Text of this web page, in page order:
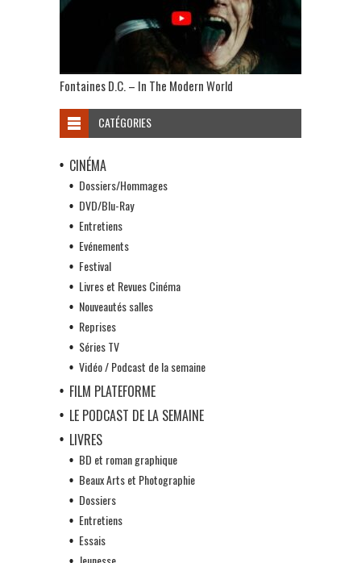
Fontaines D.C. – In The Modern World
CATÉGORIES
CINÉMA
Dossiers/Hommages
DVD/Blu-Ray
Entretiens
Evénements
Festival
Livres et Revues Cinéma
Nouveautés salles
Reprises
Séries TV
Vidéo / Podcast de la semaine
FILM PLATEFORME
LE PODCAST DE LA SEMAINE
LIVRES
BD et roman graphique
Beaux Arts et Photographie
Dossiers
Entretiens
Essais